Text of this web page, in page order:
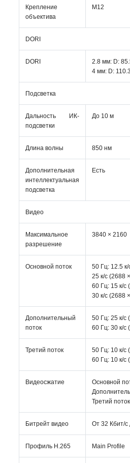
Крепление
объектива
M12
DORI
DORI
2.8 мм: D:
4 мм: D:
Подсветка
Дальность ИК-
подсветки
До 10 м
Длина волны 850 нм
Дополнительная
интеллектуальная
подсветка
Есть
Видео
Максимальное
разрешение
3840 × 2160
Основной поток
50 Гц: 12.5
25 к/с (2688
60 Гц: 15 к/с
30 к/с (2688
Дополнительный
поток
50 Гц: 25 к/с
60 Гц: 30 к/с
Третий поток
50 Гц: 10 к/с
60 Гц: 10 к/с
Видеосжатие
Основной
Третий
Битрейт видео От 32 Кбит/
Профиль H.265 Main Profile